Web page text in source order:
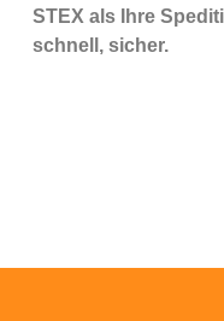
STEX als Ihre
schnell, sicher.